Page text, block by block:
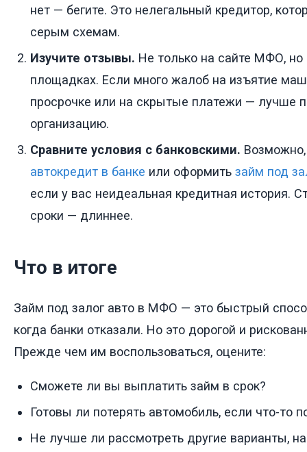
нет — бегите. Это нелегальный кредитор,
серым схемам.
Изучите отзывы. Не только на сайте МФО,
площадках. Если много жалоб на изъятие
просрочке или на скрытые платежи — лучше
организацию.
Сравните условия с банковскими.
автокредит в банке или оформить займ под
если у вас неидеальная кредитная история.
сроки — длиннее.
Что в итоге
Займ под залог авто в МФО — это быстрый
когда банки отказали. Но это дорогой и
Прежде чем им воспользоваться, оцените:
Сможете ли вы выплатить займ в срок?
Готовы ли потерять автомобиль, если что-то
Не лучше ли рассмотреть другие варианты,